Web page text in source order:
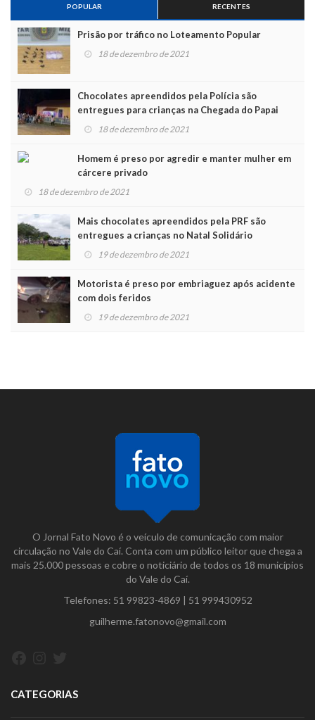
POPULAR RECENTES
Prisão por tráfico no Loteamento Popular
18 de dezembro de 2021
Chocolates apreendidos pela Polícia são
entregues para crianças na Chegada do Papai
Noel 18 de dezembro de 2021
Homem é preso por agredir e manter mulher em
cárcere privado
18 de dezembro de 2021
Mais chocolates apreendidos pela PRF são
entregues a crianças no Natal Solidário
19 de dezembro de 2021
Motorista é preso por embriaguez após acidente
com dois feridos
19 de dezembro de 2021
O Jornal Fato Novo é o veículo de comunicação com maior
circulação no Vale do Caí. Conta com um público leitor que chega a
mais 25.000 pessoas e cobre o noticiário de todos os 18 municípios
do Vale do Caí.
Telefones: 51 99823-4869 | 51 999430952
guilherme.fatonovo@gmail.com
CATEGORIAS